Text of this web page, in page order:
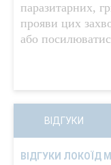
паразитарних,
прояви цих
або
ВІДГУКИ
ВІДГУКИ ЛОКОЇД